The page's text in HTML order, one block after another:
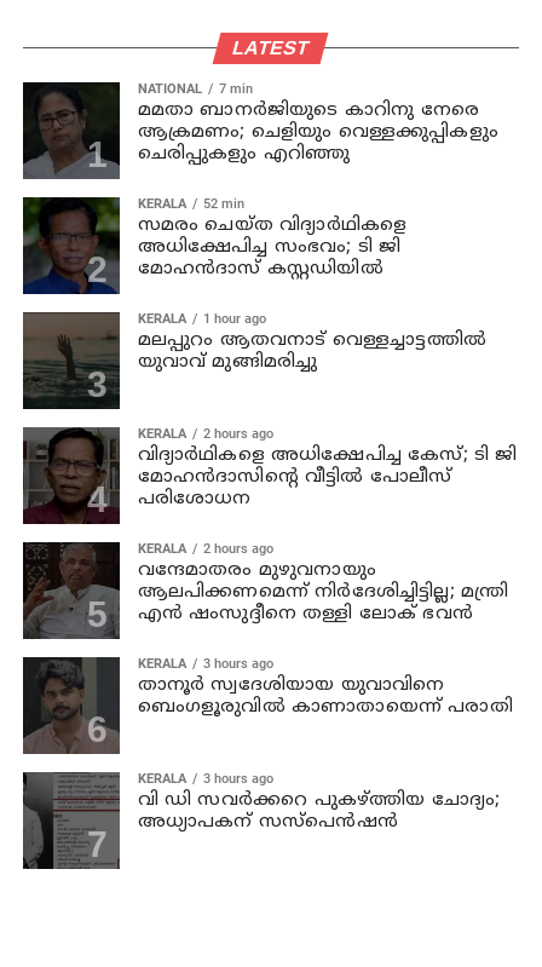
LATEST
NATIONAL 7 min
മമതാ ബാനർജിയുടെ കാറിനു നേരെ
ആക്രമണം; ചെളിയും വെള്ളക്കുപ്പികളും
ചെരിപ്പുകളും എറിഞ്ഞു
KERALA 52 min
സമരം ചെയ്ത വിദ്യാര്‍ഥികളെ
അധിക്ഷേപിച്ച സംഭവം; ടി ജി
മോഹന്‍ദാസ് കസ്റ്റഡിയിൽ
KERALA 1 hour ago
മലപ്പുറം ആതവനാട് വെള്ളച്ചാട്ടത്തില്‍
യുവാവ് മുങ്ങിമരിച്ചു
KERALA 2 hours ago
വിദ്യാര്‍ഥികളെ അധിക്ഷേപിച്ച കേസ്; ടി ജി
മോഹന്‍ദാസിന്റെ വീട്ടില്‍ പോലീസ്
പരിശോധന
KERALA 2 hours ago
വന്ദേമാതരം മുഴുവനായും
ആലപിക്കണമെന്ന് നിര്‍ദേശിച്ചിട്ടില്ല; മന്ത്രി
എന്‍ ഷംസുദ്ദീനെ തള്ളി ലോക് ഭവന്‍
KERALA 3 hours ago
താനൂര്‍ സ്വദേശിയായ യുവാവിനെ
ബെംഗളൂരുവില്‍ കാണാതായെന്ന് പരാതി
KERALA 3 hours ago
വി ഡി സവര്‍ക്കറെ പുകഴ്ത്തിയ ചോദ്യം;
അധ്യാപകന് സസ്പെന്‍ഷന്‍